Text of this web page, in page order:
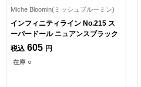
Miche Bloomin(ミッシュブルーミン)
インフィニティライン No.215 ス
ーパードール ニュアンスブラック
税込 605 円
在庫 ○